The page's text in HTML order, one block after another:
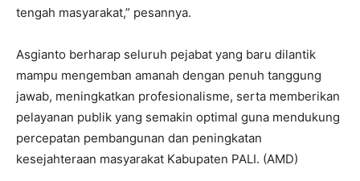
tengah masyarakat,” pesannya.
Asgianto berharap seluruh pejabat yang baru dilantik
mampu mengemban amanah dengan penuh tanggung
jawab, meningkatkan profesionalisme, serta memberikan
pelayanan publik yang semakin optimal guna mendukung
percepatan pembangunan dan peningkatan
kesejahteraan masyarakat Kabupaten PALI. (AMD)